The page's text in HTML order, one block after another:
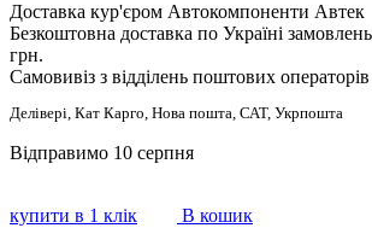
Доставка кур'єром Автокомпоненти Автек
Безкоштовна доставка по Україні
грн.
Самовивіз з відділень поштових операторів
Делівері, Кат Карго, Нова пошта, САТ, Укрпошта
Відправимо 10 серпня
купити в 1 клік
В кошик